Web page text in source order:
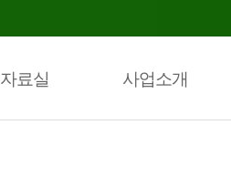
자료실 사업소개